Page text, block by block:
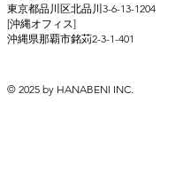
東京都品川区北品川3-6-13-1204
[沖縄オフィス]
​沖縄県那覇市銘苅2-3-1-401
© 2025 by HANABENI INC.